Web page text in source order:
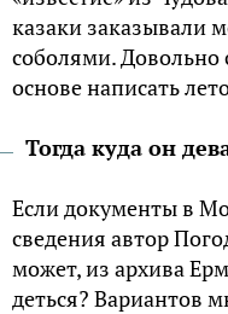
казаки заказывали
соболями. Довольно
основе написать
Тогда куда он
Если документы в
сведения автор
может, из архива
деться? Вариантов